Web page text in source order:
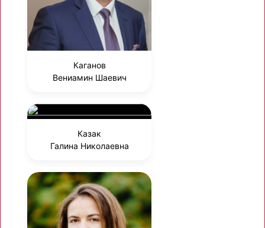
Каганов
Вениамин Шаевич
Казак
Галина Николаевна